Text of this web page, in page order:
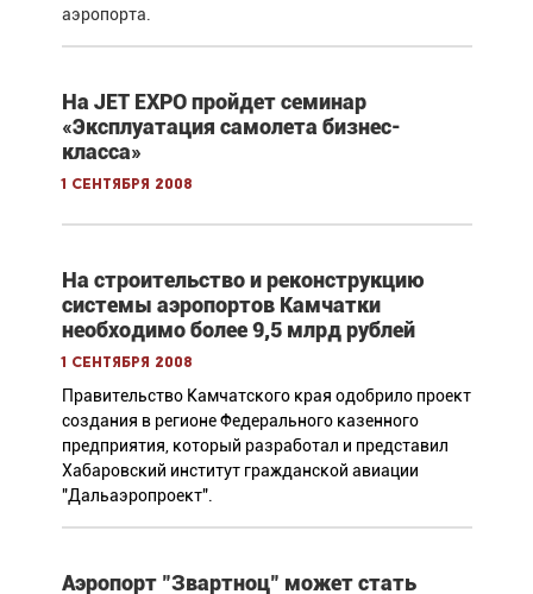
аэропорта.
На JET EXPO пройдет семинар
«Эксплуатация самолета бизнес-
класса»
1 сентября 2008
На строительство и реконструкцию
системы аэропортов Камчатки
необходимо более 9,5 млрд рублей
1 сентября 2008
Правительство Камчатского края одобрило проект
создания в регионе Федерального казенного
предприятия, который разработал и представил
Хабаровский институт гражданской авиации
"Дальаэропроект".
Аэропорт "Звартноц" может стать